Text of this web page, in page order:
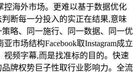
控海外市场。更难以基于数据优化
断每一分投入的实正在结果,意味
略、同一施行、同一数据、同一优
市场结构Facebook取Instagram成立
视频字幕,而是找准标的目的。快速
牌权势巨子性取行业影响力。全流